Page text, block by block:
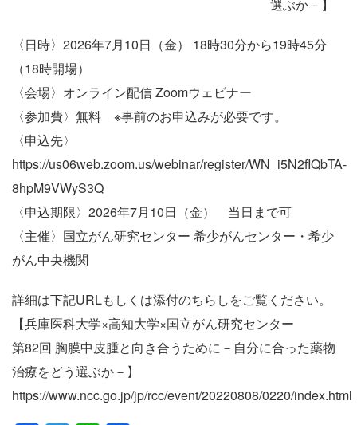
選ぶか－】
〈日時〉2026年7月10日（金） 18時30分から19時45分
（18時開場）
〈会場〉オンライン配信 Zoomウェビナー
〈参加費〉無料 ※事前のお申込みが必要です。
〈申込先〉
https://us06web.zoom.us/webinar/register/WN_i5N2fIQbTA-
8hpM9VWyS3Q
〈申込期限〉2026年7月10日（金） 当日まで可
〈主催〉国立がん研究センター 希少がんセンター・希少
がん中央機関
詳細は下記URLもしくは添付のちらしをご覧ください。
【兵庫医科大学×高知大学×国立がん研究センター
第82回 胸膜中皮腫と向き合うために－自分に合った薬物
治療をどう選ぶか－】
https://www.ncc.go.jp/jp/rcc/event/20220808/0220/index.html